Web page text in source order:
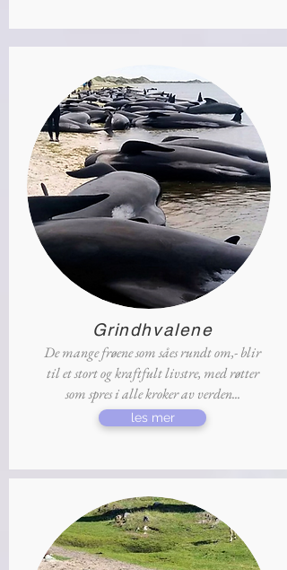
Grindhvalene
De mange frøene som såes rundt om,- blir
til et stort og kraftfult livstre, med røtter
som spres i alle kroker av verden...
les mer